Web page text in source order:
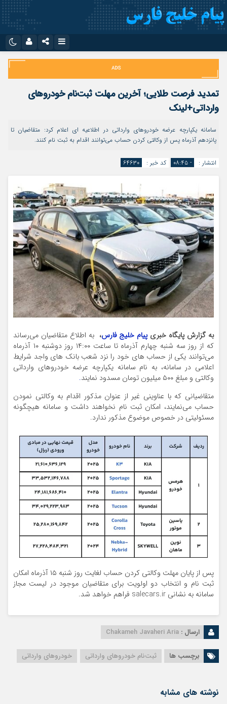
اینستاگرام
تلگرام
سروش
ایتا
آپارات
اپلیکیشن
نام کاربری یا نشانی ایمیل
مرا به خاطر بسپار
تمدید فرصت طلایی؛ آخرین مهلت ثبت‌نام خودروهای
وارداتی+لینک
سامانه یکپارچه عرضه خودروهای وارداتی در اطلاعیه ای اعلام کرد: متقاضیان تا
پانزدهم آذرماه پس از وکالتی کردن حساب می‌توانند اقدام به ثبت نام کنند.
انتشار : - ۰۸:۴۵ کد خبر : ۶۴۶۳۰
به گزارش پایگاه خبریپیام خلیج فارس، به اطلاع متقاضیان می‌رساند
که از روز سه شنبه چهارم آذرماه تا ساعت ۱۴:۰۰ روز دوشنبه ۱۰ آذرماه
می‌توانند یکی از حساب های خود را نزد شعب بانک های واجد شرایط
اعلامی در سامانه، به نام سامانه یکپارچه عرضه خودروهای وارداتی
وکالتی و مبلغ ۵۰۰ میلیون تومان مسدود نمایند
.
متقاضیانی که با عناوینی غیر از عنوان مذکور اقدام به وکالتی نمودن
حساب می‌نمایند، امکان ثبت نام نخواهند داشت و سامانه هیچگونه
مسئولیتی در خصوص موضوع مذکور ندارد.
پس از پایان مهلت وکالتی کردن حساب لغایت روز شنبه ۱۵ آذرماه امکان
ثبت نام و انتخاب دو اولویت برای متقاضیان موجود در لیست مجاز
سامانه به نشانی salecars.ir فراهم خواهد شد.
ارسال : Chakameh Javaheri Aria
برچسب ها ثبت‌نام خودرو‌های وارداتی خودروهای وارداتی
نوشته های مشابه